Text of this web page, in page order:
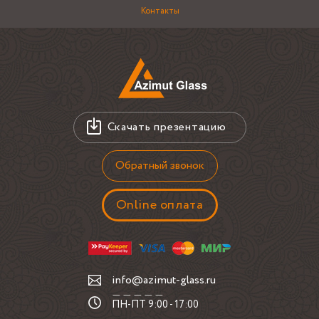
шедевры, в духе двухсторонних универсальных зеркал.
Стоимость марок продолжает быть крохотной при
стопроцентном мастерстве. Частные цеха, налаженная
доставка, выдающиеся инструменты, ноль накруток.
Ежедневно присутствуют дисконты, в дополнение
премиальные оферты для стабильных и новоявленных
пользователей.
Немедленные интеракции. Элиминация протяжённых
затяжек, несложно распоряжаться купленным в самые
недолгие отрезки. Изготовим и добавим финализацию.
Администрирование любого уровня производства, так
зеркал выйдут долговечными, нацело аналогичным
Допустимость генерирования не только лишь
классических схем, но плюсом специальных, однозначно
Контакты
Скачать презентацию
Обратный звонок
Online оплата
info@azimut-glass.ru
ПН-ПТ 9:00 - 17:00